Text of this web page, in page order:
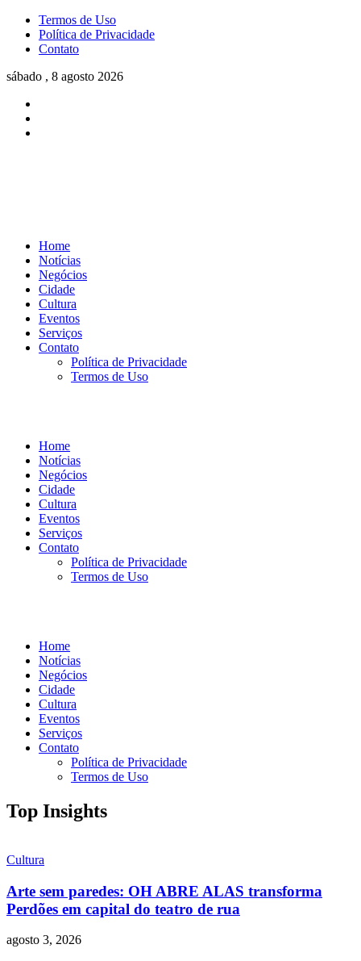
Termos de Uso
Política de Privacidade
Contato
sábado , 8 agosto 2026
Home
Notícias
Negócios
Cidade
Cultura
Eventos
Serviços
Contato
Política de Privacidade
Termos de Uso
Home
Notícias
Negócios
Cidade
Cultura
Eventos
Serviços
Contato
Política de Privacidade
Termos de Uso
Home
Notícias
Negócios
Cidade
Cultura
Eventos
Serviços
Contato
Política de Privacidade
Termos de Uso
Top Insights
Cultura
Arte sem paredes: OH ABRE ALAS transforma
Perdões em capital do teatro de rua
agosto 3, 2026